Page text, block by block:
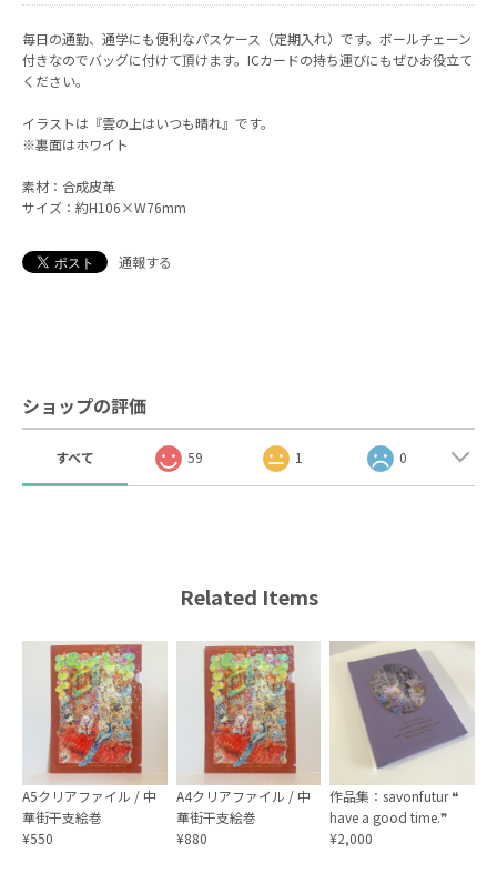
毎日の通勤、通学にも便利なパスケース（定期入れ）です。ボールチェーン
付きなのでバッグに付けて頂けます。ICカードの持ち運びにもぜひお役立て
ください。
イラストは『雲の上はいつも晴れ』です。
※裏面はホワイト
素材：合成皮革
サイズ：約H106×W76mm
通報する
ショップの評価
すべて 59 1 0
Related Items
A5クリアファイル / 中
華街干支絵巻
¥550
A4クリアファイル / 中
華街干支絵巻
¥880
作品集：savonfutur ❝
have a good time.❞
¥2,000